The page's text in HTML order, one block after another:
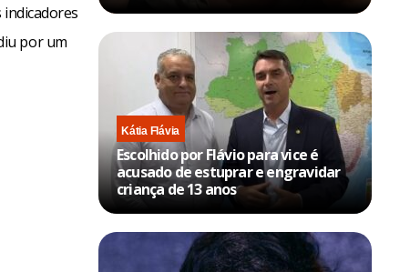
por um
Kátia Flávia
Escolhido por Flávio para vice é
acusado de estuprar e engravidar
criança de 13 anos